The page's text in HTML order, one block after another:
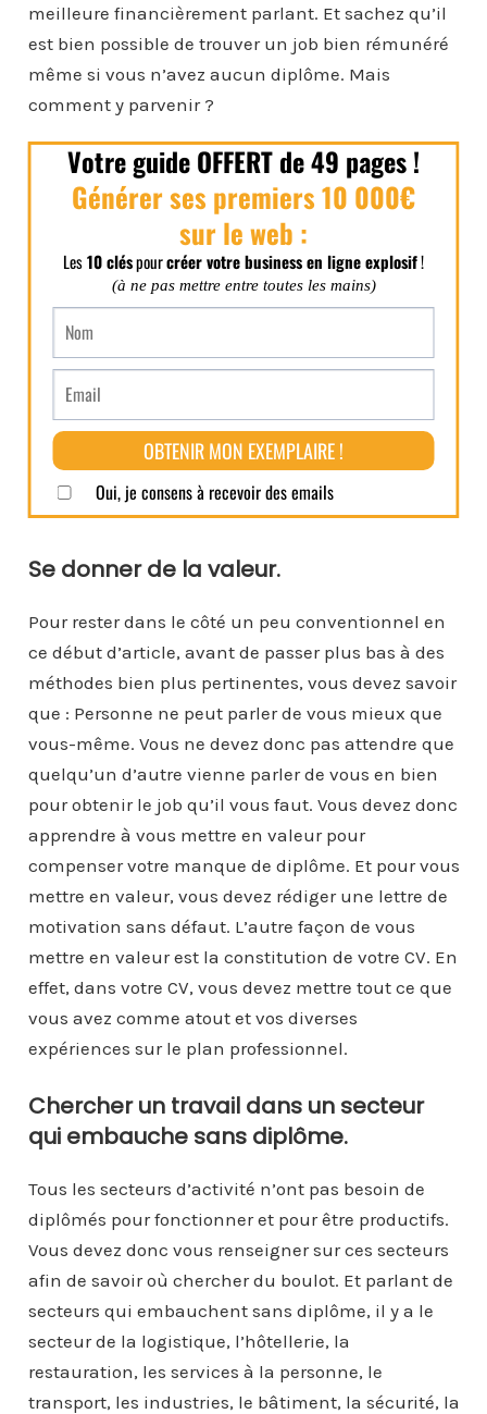
meilleure financièrement parlant. Et sachez qu’il
est bien possible de trouver un job bien rémunéré
même si vous n’avez aucun diplôme. Mais
comment y parvenir ?
Se donner de la valeur.
Pour rester dans le côté un peu conventionnel en
ce début d’article, avant de passer plus bas à des
méthodes bien plus pertinentes, vous devez savoir
que : Personne ne peut parler de vous mieux que
vous-même. Vous ne devez donc pas attendre que
quelqu’un d’autre vienne parler de vous en bien
pour obtenir le job qu’il vous faut. Vous devez donc
apprendre à vous mettre en valeur pour
compenser votre manque de diplôme. Et pour vous
mettre en valeur, vous devez rédiger une lettre de
motivation sans défaut. L’autre façon de vous
mettre en valeur est la constitution de votre CV. En
effet, dans votre CV, vous devez mettre tout ce que
vous avez comme atout et vos diverses
expériences sur le plan professionnel.
Chercher un travail dans un secteur
qui embauche sans diplôme.
Tous les secteurs d’activité n’ont pas besoin de
diplômés pour fonctionner et pour être productifs.
Vous devez donc vous renseigner sur ces secteurs
afin de savoir où chercher du boulot. Et parlant de
secteurs qui embauchent sans diplôme, il y a le
secteur de la logistique, l’hôtellerie, la
restauration, les services à la personne, le
transport, les industries, le bâtiment, la sécurité, la